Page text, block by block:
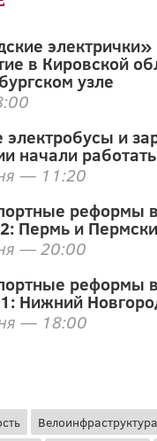
в Кировской
узле
и
начали
— 11:20
реформы
Пермь и
— 20:00
реформы
Нижний
— 18:00
Велоинфраструктура